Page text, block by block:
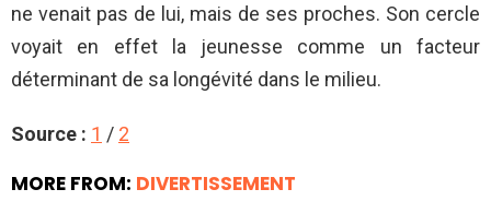
ne venait pas de lui, mais de ses proches. Son cercle
voyait en effet la jeunesse comme un facteur
déterminant de sa longévité dans le milieu.
Source : 1 / 2
MORE FROM: DIVERTISSEMENT